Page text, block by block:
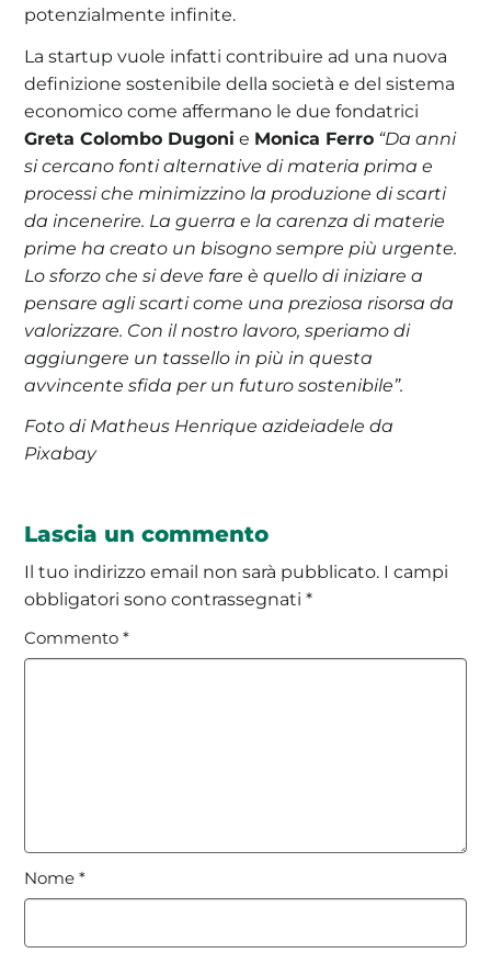
potenzialmente infinite.
La startup vuole infatti contribuire ad una nuova
definizione sostenibile della società e del sistema
economico come affermano le due fondatrici
Greta Colombo Dugoni e Monica Ferro “Da anni
si cercano fonti alternative di materia prima e
processi che minimizzino la produzione di scarti
da incenerire. La guerra e la carenza di materie
prime ha creato un bisogno sempre più urgente.
Lo sforzo che si deve fare è quello di iniziare a
pensare agli scarti come una preziosa risorsa da
valorizzare. Con il nostro lavoro, speriamo di
aggiungere un tassello in più in questa
avvincente sfida per un futuro sostenibile”.
Foto di Matheus Henrique azideiadele da
Pixabay
Lascia un commento
Il tuo indirizzo email non sarà pubblicato. I campi
obbligatori sono contrassegnati*
Commento*
Nome*